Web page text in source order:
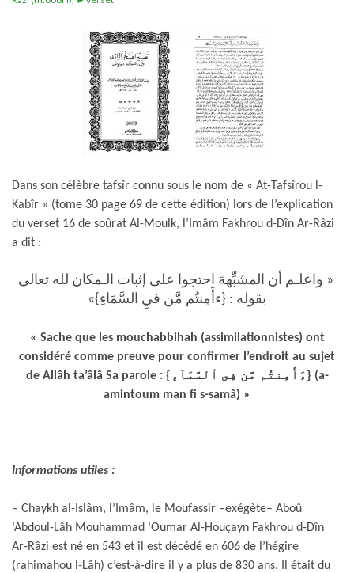
Dans son célèbre tafsîr connu sous le nom de « At-Tafsîrou l-
Kabîr » (tome 30 page 69 de cette édition) lors de l’explication
du verset 16 de soûrat Al-Moulk, l’Imâm Fakhrou d-Dîn Ar-Râzi
a dit :
« واعلـم أن المشبِّهة احتجوا على إثبات الـمكان لله تعالى
بقوله : {ءأَمِنتُم مَّن فيِ السَّمَاءِ }
»
« Sache que les mouchabbihah (assimilationnistes) ont
considéré comme preuve pour confirmer l’endroit au sujet
de Allâh ta’âlâ Sa parole : {ءَأَمِنتُم مَّن فِى ٱلسَّمَآءِ} (a-
amintoum man fi s-samâ) »
Informations utiles :
– Chaykh al-Islâm, l’Imâm, le Moufassir –exégète– Aboû
‘Abdoul-Lâh Mouhammad ‘Oumar Al-Houçayn Fakhrou d-Dîn
Ar-Râzi est né en 543 et il est décédé en 606 de l’hégire
(rahimahou l-Lâh) c’est-à-dire il y a plus de 830 ans. Il était du